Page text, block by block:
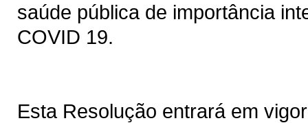
saúde pública de importância
COVID 19.
Esta Resolução entrará em